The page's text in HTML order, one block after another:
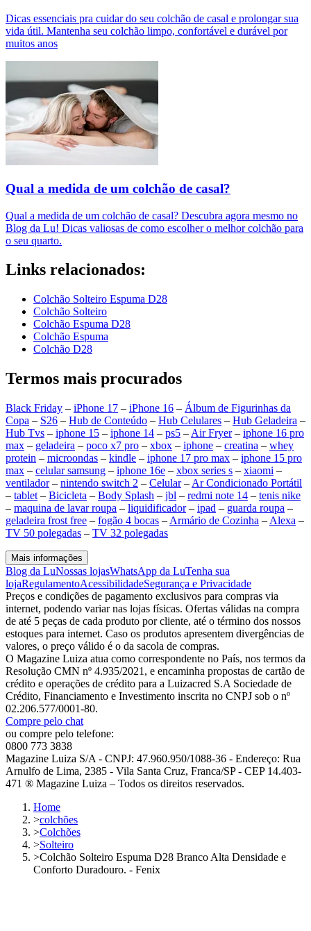
Dicas essenciais pra cuidar do seu colchão de casal e prolongar sua
vida útil. Mantenha seu colchão limpo, confortável e durável por
muitos anos
Qual a medida de um colchão de casal?
Qual a medida de um colchão de casal? Descubra agora mesmo no
Blog da Lu! Dicas valiosas de como escolher o melhor colchão para
o seu quarto.
Links relacionados:
Colchão Solteiro Espuma D28
Colchão Solteiro
Colchão Espuma D28
Colchão Espuma
Colchão D28
Termos mais procurados
Black Friday – iPhone 17 – iPhone 16 – Álbum de Figurinhas da
Copa – S26 – Hub de Conteúdo – Hub Celulares – Hub Geladeira –
Hub Tvs – iphone 15 – iphone 14 – ps5 – Air Fryer– iphone 16 pro
max – geladeira – poco x7 pro – xbox – iphone – creatina – whey
protein – microondas – kindle – iphone 17 pro max – iphone 15 pro
max – celular samsung – iphone 16e – xbox series s – xiaomi –
ventilador– nintendo switch 2 – Celular– Ar Condicionado Portátil
– tablet – Bicicleta – Body Splash – jbl – redmi note 14 – tenis nike
– maquina de lavar roupa – liquidificador– ipad – guarda roupa –
geladeira frost free – fogão 4 bocas – Armário de Cozinha – Alexa –
TV 50 polegadas – TV 32 polegadas
Mais informações
Blog da LuNossas lojasWhatsApp da LuTenha sua
lojaRegulamentoAcessibilidadeSegurança e Privacidade
Preços e condições de pagamento exclusivos para compras via
internet, podendo variar nas lojas físicas. Ofertas válidas na compra
de até 5 peças de cada produto por cliente, até o término dos nossos
estoques para internet. Caso os produtos apresentem divergências de
valores, o preço válido é o da sacola de compras.
O Magazine Luiza atua como correspondente no País, nos termos da
Resolução CMN nº 4.935/2021, e encaminha propostas de cartão de
crédito e operações de crédito para a Luizacred S.A Sociedade de
Crédito, Financiamento e Investimento inscrita no CNPJ sob o nº
02.206.577/0001-80.
Compre pelo chat
ou compre pelo telefone:
0800 773 3838
Magazine Luiza S/A - CNPJ: 47.960.950/1088-36 - Endereço: Rua
Arnulfo de Lima, 2385 - Vila Santa Cruz, Franca/SP - CEP 14.403-
471 ® Magazine Luiza – Todos os direitos reservados.
Home
>colchões
>Colchões
>Solteiro
>Colchão Solteiro Espuma D28 Branco Alta Densidade e
Conforto Duradouro. - Fenix